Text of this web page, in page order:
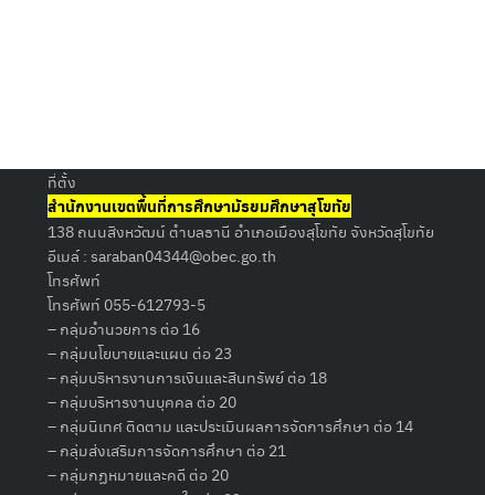
ที่ตั้ง
สำนักงานเขตพื้นที่การศึกษามัธยมศึกษาสุโขทัย
138 ถนนสิงหวัฒน์ ตำบลธานี อำเภอเมืองสุโขทัย จังหวัดสุโขทัย
อีเมล์ : saraban04344@obec.go.th
โทรศัพท์
โทรศัพท์ 055-612793-5
– กลุ่มอำนวยการ ต่อ 16
– กลุ่มนโยบายและแผน ต่อ 23
– กลุ่มบริหารงานการเงินและสินทรัพย์ ต่อ 18
– กลุ่มบริหารงานบุคคล ต่อ 20
– กลุ่มนิเทศ ติดตาม และประเมินผลการจัดการศึกษา ต่อ 14
– กลุ่มส่งเสริมการจัดการศึกษา ต่อ 21
– กลุ่มกฏหมายและคดี ต่อ 20